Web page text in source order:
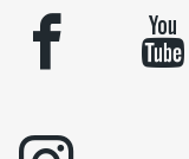
facebook youtube